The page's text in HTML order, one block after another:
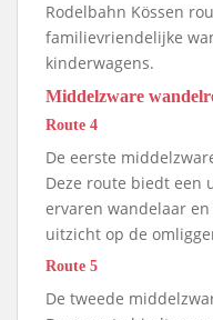
Rodelbahn Kössen
familievriendelijke
kinderwagens.
Middelzware
Route 4
De eerste
Deze route biedt een
ervaren wandelaar
uitzicht op de
Route 5
De tweede